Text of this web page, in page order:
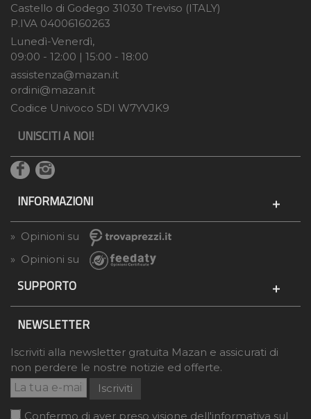
Castello di Godego 31030 Treviso (ITALY)
P.IVA 04006160263
Lunedì-Venerdì,
09:00 - 12:00 | 15:00 - 18:00
assistenza@mazan.it
ordini@mazan.it
Codice Univoco SDI W7YVJK9
UNISCITI A NOI!
INFORMAZIONI
» Opinioni su
» Opinioni su
SUPPORTO
NEWSLETTER
Iscriviti alla newsletter gratuita Mazan e assicurati di
non perdere le nostre notizie ed offerte.
Iscriviti
Confermo di aver preso visione dell'informativa sul